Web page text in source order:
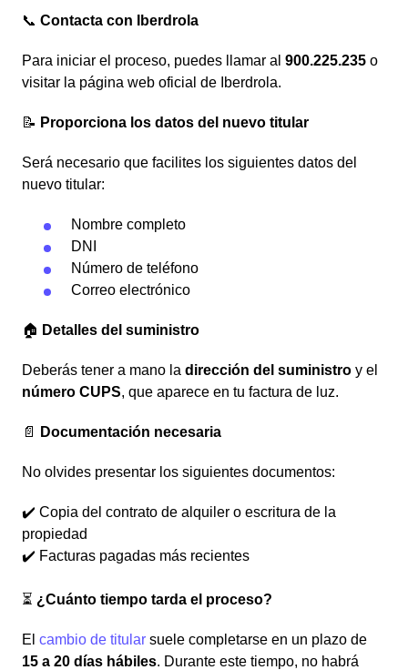
📞 Contacta con Iberdrola
Para iniciar el proceso, puedes llamar al 900.225.235 o
visitar la página web oficial de Iberdrola.
📝 Proporciona los datos del nuevo titular
Será necesario que facilites los siguientes datos del
nuevo titular:
Nombre completo
DNI
Número de teléfono
Correo electrónico
🏠 Detalles del suministro
Deberás tener a mano la dirección del suministro y el
número CUPS, que aparece en tu factura de luz.
📄 Documentación necesaria
No olvides presentar los siguientes documentos:
✔️ Copia del contrato de alquiler o escritura de la
propiedad
✔️ Facturas pagadas más recientes
⏳ ¿Cuánto tiempo tarda el proceso?
El cambio de titular suele completarse en un plazo de
15 a 20 días hábiles. Durante este tiempo, no habrá